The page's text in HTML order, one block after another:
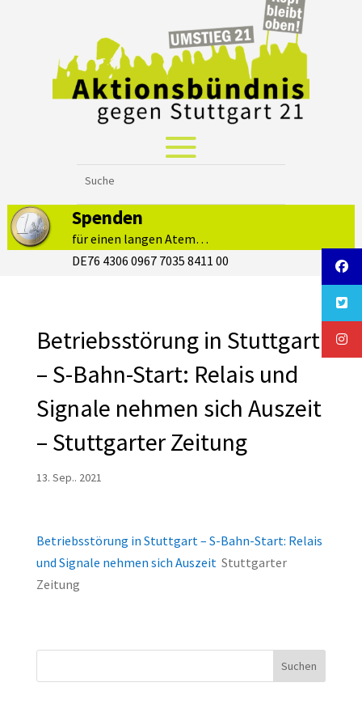
Spenden
für einen langen Atem…
DE76 4306 0967 7035 8411 00
Betriebsstörung in Stuttgart
– S-Bahn-Start: Relais und
Signale nehmen sich Auszeit
– Stuttgarter Zeitung
13. Sep.. 2021
Betriebsstörung in Stuttgart – S-Bahn-Start: Relais
und Signale nehmen sich Auszeit Stuttgarter
Zeitung
Suchen